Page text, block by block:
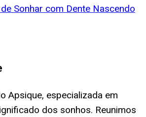
Sonhar com Dente Nascendo
Apsique, especializada em
dos sonhos. Reunimos